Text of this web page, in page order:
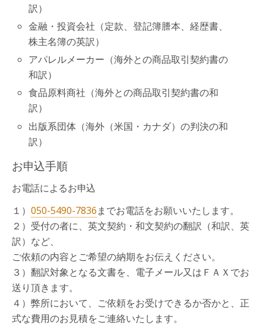
訳）
金融・投資会社（定款、登記簿謄本、経歴書、
株主名簿の英訳）
アパレルメーカー（海外との商品取引契約書の
和訳）
食品原料商社（海外との商品取引契約書の和
訳）
出版系団体（海外（米国・カナダ）の判決の和
訳）
お申込手順
お電話によるお申込
１） 050-5490-7836までお電話をお願いいたします。
２）受付の者に、英文契約・和文契約の翻訳（和訳、英
訳）など、
ご依頼の内容とご希望の納期をお伝えください。
３）翻訳対象となる文書を、電子メール又はＦＡＸでお
送り頂きます。
４）弊所において、ご依頼をお受けできるか否かと、正
式な費用のお見積をご連絡いたします。